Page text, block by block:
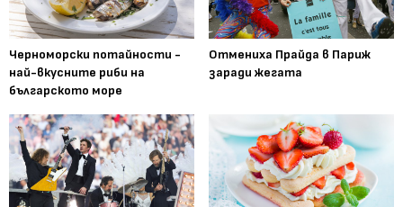
Черноморски потайности -
най-вкусните риби на
българското море
Отмениха Прайда в Париж
заради жегата